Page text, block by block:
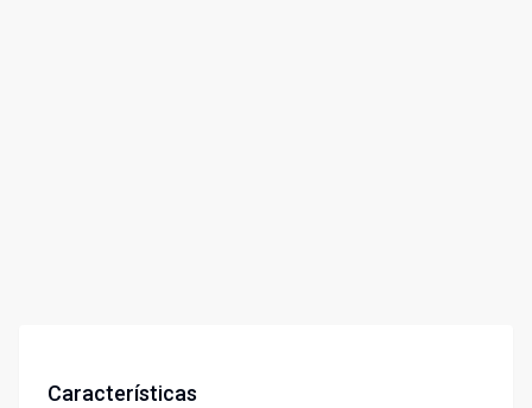
Características